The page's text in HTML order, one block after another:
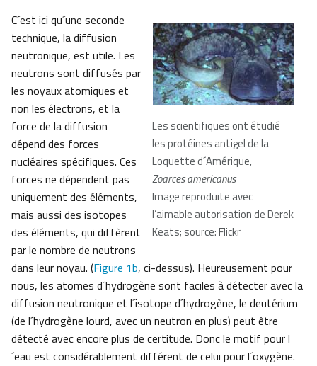
Les scientifiques ont étudié
les protéines antigel de la
Loquette d´Amérique,
Zoarces americanus
Image reproduite avec
l’aimable autorisation de Derek
Keats; source: Flickr
C´est ici qu´une seconde
technique, la diffusion
neutronique, est utile. Les
neutrons sont diffusés par
les noyaux atomiques et
non les électrons, et la
force de la diffusion
dépend des forces
nucléaires spécifiques. Ces
forces ne dépendent pas
uniquement des éléments,
mais aussi des isotopes
des éléments, qui diffèrent
par le nombre de neutrons
dans leur noyau. (Figure 1b, ci-dessus). Heureusement pour
nous, les atomes d´hydrogène sont faciles à détecter avec la
diffusion neutronique et l´isotope d´hydrogène, le deutérium
(de l´hydrogène lourd, avec un neutron en plus) peut être
détecté avec encore plus de certitude. Donc le motif pour l
´eau est considérablement différent de celui pour l´oxygène.